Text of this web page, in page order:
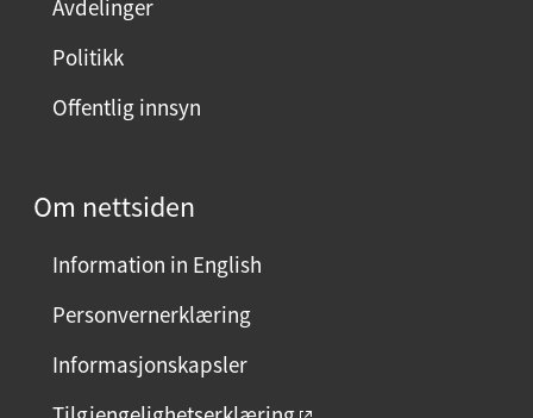
Avdelinger
Politikk
Offentlig innsyn
Om nettsiden
Information in English
Personvernerklæring
Informasjonskapsler